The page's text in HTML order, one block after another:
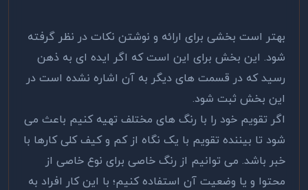
بهتر است بخشی برای ارائه و نوشتن نکات در نظر گرفته
شود. این بخش برای این است که اگر ایده ای به ذهن
رسید که در قسمت های دیگر به آن اشاره نشده است در
این بخش ثبت شود.
اگر تقویم خود را با رنگ های مختلف تهیه کنیم باعث می
شود تا بیننده تقویم با یک نگاه از کم و کیف کلی کارها با
خبر باشد. می توانیم از رنگ خاصی برای نوع خاصی از
محتوا و یا وضعیت آن استفاده کنیم؛ با این کار افراد به